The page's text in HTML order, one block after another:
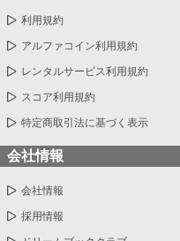
利用規約
アルファコイン利用規約
レンタルサービス利用規約
スコア利用規約
特定商取引法に基づく表示
会社情報
会社情報
採用情報